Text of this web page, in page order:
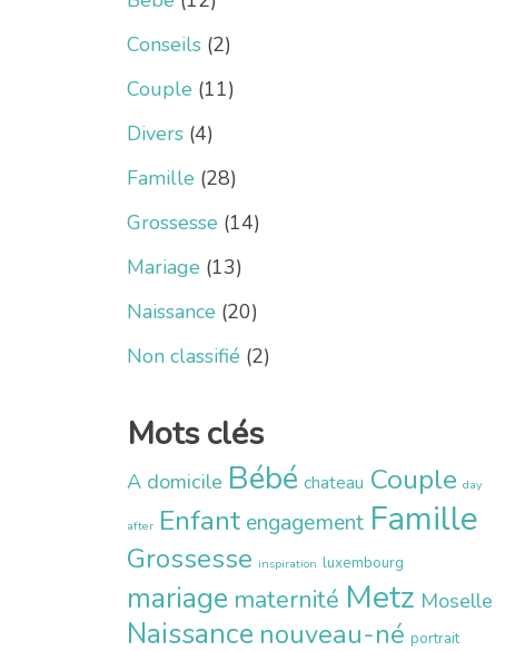
Conseils(2)
Couple (11)
Divers(4)
Famille (28)
Grossesse (14)
Mariage (13)
Naissance (20)
Non classifié (2)
Mots clés
A domicile Bébé chateau Couple day
after Enfant engagement Famille
Grossesse inspiration luxembourg
mariage maternité Metz Moselle
Naissance nouveau-né portrait